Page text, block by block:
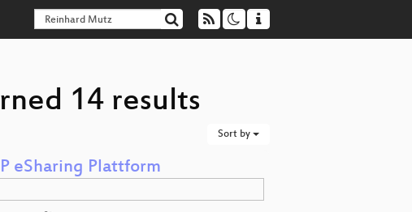
14 results
Sort by
eSharing Plattform